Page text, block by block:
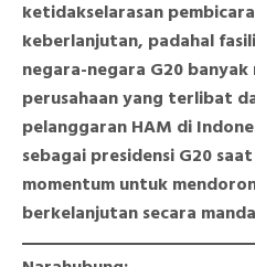
ketidakselarasan
keberlanjutan, padahal
negara-negara G20
perusahaan yang terlibat
pelanggaran HAM di
sebagai presidensi G20
momentum untuk
berkelanjutan secara